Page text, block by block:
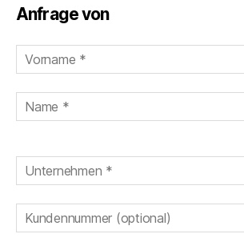
Bitte lassen Sie dieses Feld leer.
Anfrage von